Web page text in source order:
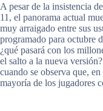
A pesar de la insistencia
11, el panorama actual
muy arraigado entre sus
programado para octubre
¿qué pasará con los
el salto a la nueva
cuando se observa que,
mayoría de los jugadores